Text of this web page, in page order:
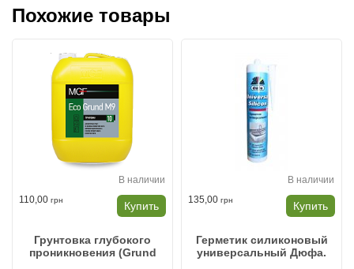
Похожие товары
В наличии
110,00 грн Купить
Грунтовка глубокого
проникновения (Grund
В наличии
135,00 грн Купить
Герметик силиконовый
универсальный Дюфа.